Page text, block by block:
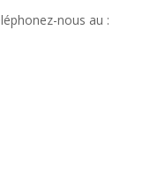
nous au :